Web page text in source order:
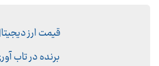
قیمت ارز
برنده در تاب